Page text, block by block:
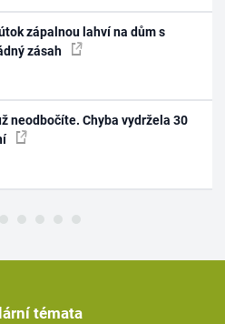
zápalnou lahví na dům s
zásah
neodbočíte. Chyba vydržela 30
témata